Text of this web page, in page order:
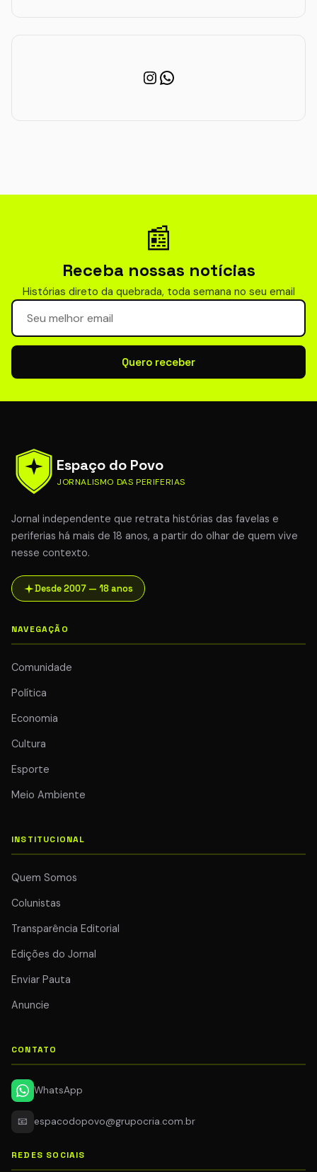
Instagram
WhatsApp
📰
Receba nossas notícias
Histórias direto da quebrada, toda semana no seu email
Seu email para newsletter
Quero receber
Espaço do Povo
JORNALISMO DAS PERIFERIAS
Jornal independente que retrata histórias das favelas e
periferias há mais de 18 anos, a partir do olhar de quem vive
nesse contexto.
Desde 2007 — 18 anos
NAVEGAÇÃO
Comunidade
Política
Economia
Cultura
Esporte
Meio Ambiente
INSTITUCIONAL
Quem Somos
Colunistas
Transparência Editorial
Edições do Jornal
Enviar Pauta
Anuncie
CONTATO
WhatsApp
📧 espacodopovo@grupocria.com.br
REDES SOCIAIS